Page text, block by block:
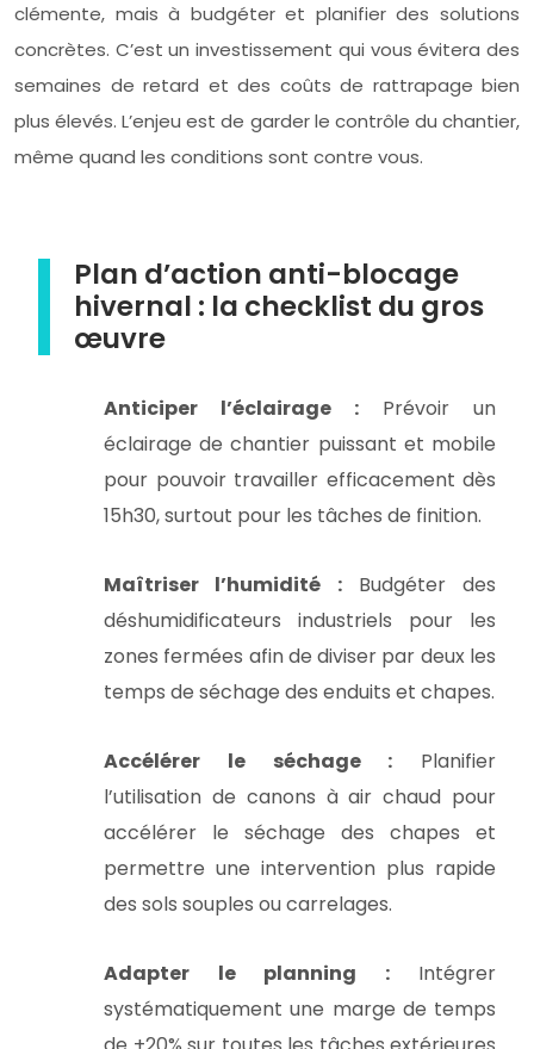
clémente, mais à budgéter et planifier des solutions
concrètes. C’est un investissement qui vous évitera des
semaines de retard et des coûts de rattrapage bien
plus élevés. L’enjeu est de garder le contrôle du chantier,
même quand les conditions sont contre vous.
Plan d’action anti-blocage
hivernal : la checklist du gros
œuvre
Anticiper l’éclairage : Prévoir un
éclairage de chantier puissant et mobile
pour pouvoir travailler efficacement dès
15h30, surtout pour les tâches de finition.
Maîtriser l’humidité :Budgéter des
déshumidificateurs industriels pour les
zones fermées afin de diviser par deux les
temps de séchage des enduits et chapes.
Accélérer le séchage : Planifier
l’utilisation de canons à air chaud pour
accélérer le séchage des chapes et
permettre une intervention plus rapide
des sols souples ou carrelages.
Adapter le planning :Intégrer
systématiquement une marge de temps